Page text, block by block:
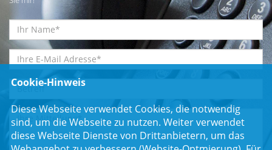
Cookie-Hinweis
Diese Webseite verwendet Cookies, die notwendig
sind, um die Webseite zu nutzen. Weiter verwendet
diese Webseite Dienste von Drittanbietern, um das